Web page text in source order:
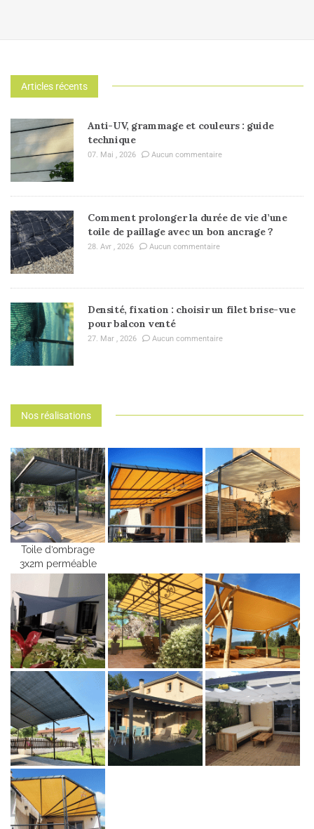
Articles récents
Anti-UV, grammage et couleurs : guide
technique
07. Mai , 2026 Aucun commentaire
Comment prolonger la durée de vie d’une
toile de paillage avec un bon ancrage ?
28. Avr , 2026 Aucun commentaire
Densité, fixation : choisir un filet brise-vue
pour balcon venté
27. Mar , 2026 Aucun commentaire
Nos réalisations
Toile d’ombrage
3x2m perméable